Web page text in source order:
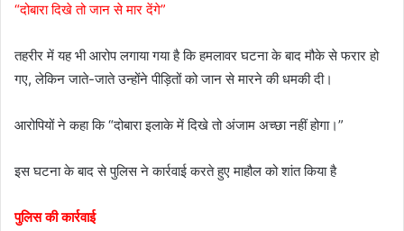
“दोबारा दिखे तो जान से मार देंगे”
तहरीर में यह भी आरोप लगाया गया है कि हमलावर घटना के बाद मौके से फरार हो
गए, लेकिन जाते-जाते उन्होंने पीड़ितों को जान से मारने की धमकी दी।
आरोपियों ने कहा कि “दोबारा इलाके में दिखे तो अंजाम अच्छा नहीं होगा।”
इस घटना के बाद से पुलिस ने कार्रवाई करते हुए माहौल को शांत किया है
पुलिस की कार्रवाई